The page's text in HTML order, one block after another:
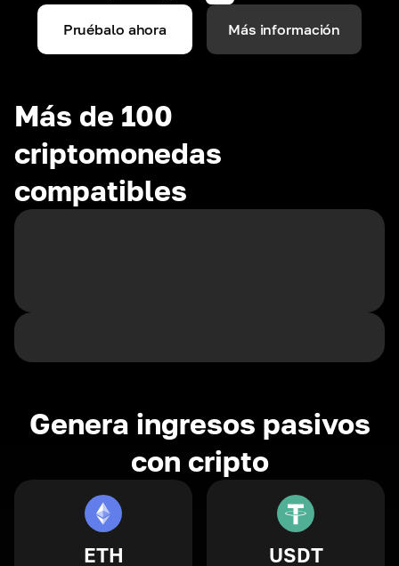
Pruébalo ahora Más información
Más de 100
criptomonedas
compatibles
Genera ingresos pasivos
con cripto
ETH USDT